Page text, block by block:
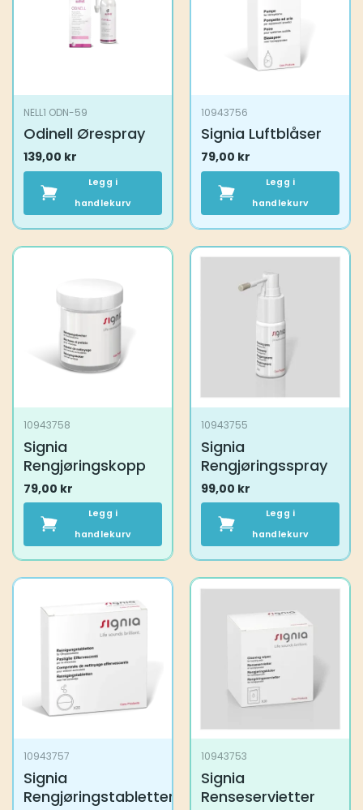
NELL1 ODN-59
Odinell Ørespray
139,00 kr
Legg i
handlekurv
10943756
Signia Luftblåser
79,00 kr
Legg i
handlekurv
10943758
Signia
Rengjøringskopp
79,00 kr
Legg i
handlekurv
10943755
Signia
Rengjøringsspray
99,00 kr
Legg i
handlekurv
10943757
Signia
Rengjøringstabletter
10943753
Signia
Renseservietter